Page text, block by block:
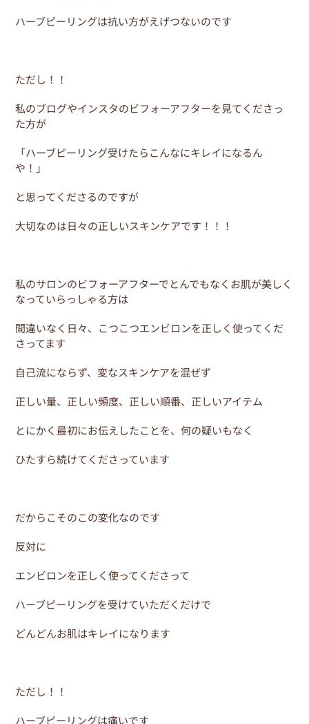
ハーブピーリングは抗い方がえげつないのです
ただし！！
私のブログやインスタのビフォーアフターを見てくださっ
た方が
「ハーブピーリング受けたらこんなにキレイになるん
や！」
と思ってくださるのですが
大切なのは日々の正しいスキンケアです！！！
私のサロンのビフォーアフターでとんでもなくお肌が美しく
なっていらっしゃる方は
間違いなく日々、こつこつエンビロンを正しく使ってくだ
さってます
自己流にならず、変なスキンケアを混ぜず
正しい量、正しい頻度、正しい順番、正しいアイテム
とにかく最初にお伝えしたことを、何の疑いもなく
ひたすら続けてくださっています
だからこそのこの変化なのです
反対に
エンビロンを正しく使ってくださって
ハーブピーリングを受けていただくだけで
どんどんお肌はキレイになります
ただし！！
ハーブピーリングは痛いです